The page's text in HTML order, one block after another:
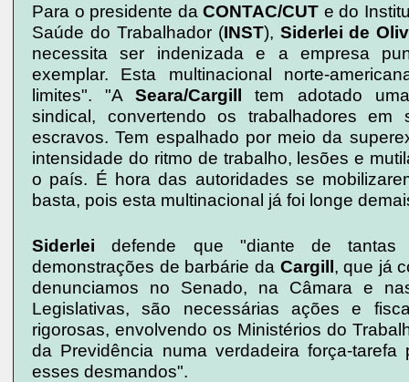
Para o presidente daCONTAC/CUT e do
Saúde do Trabalhador (INST), Siderlei de
necessita ser indenizada e a empresa
exemplar. Esta multinacional norte-
limites". "ASeara/Cargill tem adotado
sindical, convertendo os trabalhadores em
escravos. Tem espalhado por meio da
intensidade do ritmo de trabalho, lesões e
o país. É hora das autoridades se
basta, pois esta multinacional já foi longe
Siderlei defende que "diante de
demonstrações de barbárie da Cargill, que já
denunciamos no Senado, na Câmara e
Legislativas, são necessárias ações e
rigorosas, envolvendo os Ministérios do
da Previdência numa verdadeira força-
esses desmandos".